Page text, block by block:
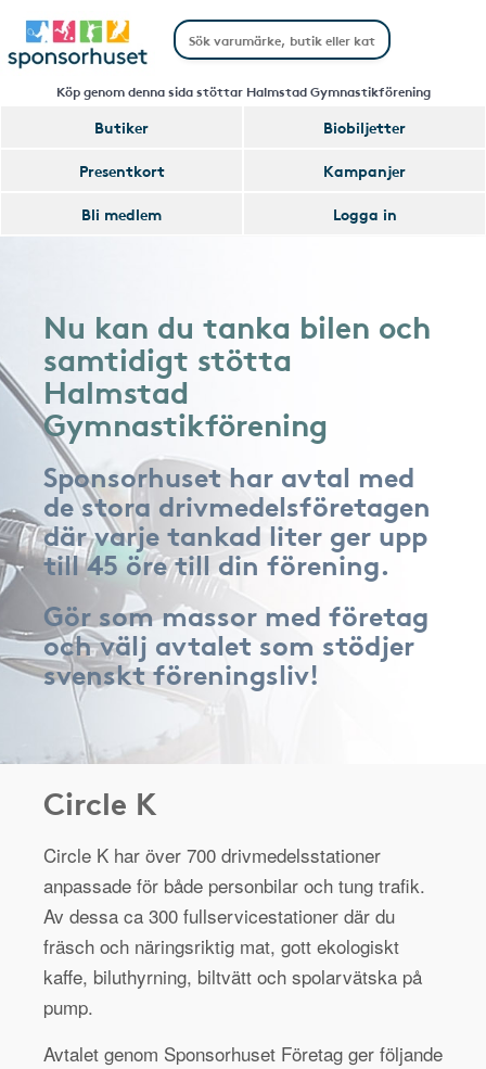
Köp genom denna sida stöttar Halmstad Gymnastikförening
Butiker
Biobiljetter
Presentkort
Kampanjer
Bli medlem
Logga in
Nu kan du tanka bilen och
samtidigt stötta
Halmstad
Gymnastikförening
Sponsorhuset har avtal med
de stora drivmedelsföretagen
där varje tankad liter ger upp
till 45 öre till din förening.
Gör som massor med företag
och välj avtalet som stödjer
svenskt föreningsliv!
Circle K
Circle K har över 700 drivmedelsstationer
anpassade för både personbilar och tung trafik.
Av dessa ca 300 fullservicestationer där du
fräsch och näringsriktig mat, gott ekologiskt
kaffe, biluthyrning, biltvätt och spolarvätska på
pump.
Avtalet genom Sponsorhuset Företag ger följande